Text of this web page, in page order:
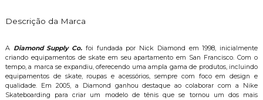
Descrição da Marca
A Diamond Supply Co. foi fundada por Nick Diamond em 1998, inicialmente
criando equipamentos de skate em seu apartamento em San Francisco. Com o
tempo, a marca se expandiu, oferecendo uma ampla gama de produtos, incluindo
equipamentos de skate, roupas e acessórios, sempre com foco em design e
qualidade. Em 2005, a Diamond ganhou destaque ao colaborar com a Nike
Skateboarding para criar um modelo de tênis que se tornou um dos mais